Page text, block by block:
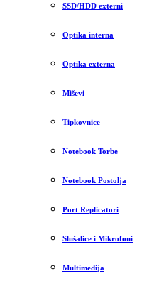
SSD/HDD externi
Optika interna
Optika externa
Miševi
Tipkovnice
Notebook Torbe
Notebook Postolja
Port Replicatori
Slušalice i Mikrofoni
Multimedija